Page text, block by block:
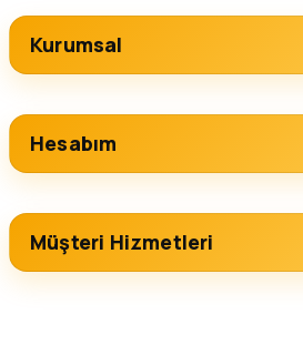
Kurumsal
Hesabım
Müşteri Hizmetleri